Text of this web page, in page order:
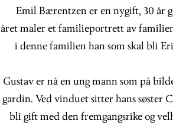
Emil Bærentzen er en nygift, 30 år
året maler et familieportrett av
i denne familien han som skal bli
Gustav er nå en ung mann som på
gardin. Ved vinduet sitter hans søster
bli gift med den fremgangsrike og